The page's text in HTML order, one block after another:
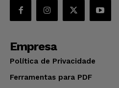
Empresa
Política de Privacidade
Ferramentas para PDF